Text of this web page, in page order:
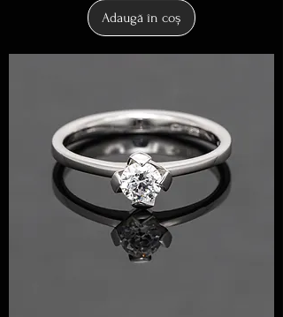
Adaugă în coș